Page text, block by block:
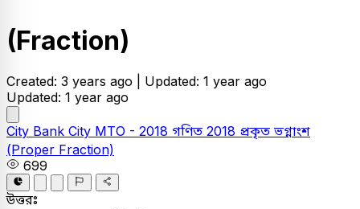
(Fraction)
Created: 3 years ago | Updated: 1 year ago
Updated: 1 year ago
City Bank City MTO - 2018 গণিত 2018 প্রকৃত ভগ্নাংশ
(Proper Fraction)
699
উত্তরঃ